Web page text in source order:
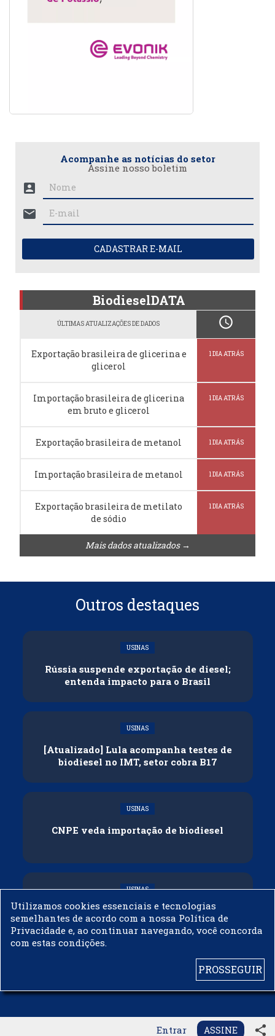
Entrar ASSINE share
Acompanhe as notícias do setor
Assine nosso boletim
account_box
mail
CADASTRAR E-MAIL
BiodieselDATA
ÚLTIMAS ATUALIZAÇÕES DE DADOS schedule
Exportação brasileira de glicerina e
glicerol
1 DIA ATRÁS
Importação brasileira de glicerina
em bruto e glicerol
1 DIA ATRÁS
Exportação brasileira de metanol 1 DIA ATRÁS
Importação brasileira de metanol 1 DIA ATRÁS
Exportação brasileira de metilato
de sódio
1 DIA ATRÁS
Mais dados atualizados →
Outros destaques
USINAS
Rússia suspende exportação de diesel;
entenda impacto para o Brasil
USINAS
[Atualizado] Lula acompanha testes de
biodiesel no IMT, setor cobra B17
USINAS
CNPE veda importação de biodiesel
USINAS
Acelen Renováveis assina acordo com
Bunge para óleo de soja em projeto na
Bahia
Utilizamos cookies essenciais e tecnologias
semelhantes de acordo com a nossa Política de
Privacidade e, ao continuar navegando, você concorda
com estas condições.
PROSSEGUIR